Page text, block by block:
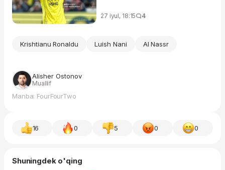
27 iyul, 18:15 4
Krishtianu Ronaldu Luish Nani Al Nassr
Alisher Ostonov
Muallif
Manba: FourFourTwo
16 0 5 0 0
Shuningdek o'qing